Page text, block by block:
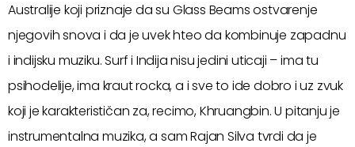
Australije koji priznaje da su Glass Beams ostvarenje
njegovih snova i da je uvek hteo da kombinuje zapadnu
i indijsku muziku. Surf i Indija nisu jedini uticaji – ima tu
psihodelije, ima kraut rocka, a i sve to ide dobro i uz zvuk
koji je karakterističan za, recimo, Khruangbin. U pitanju je
instrumentalna muzika, a sam Rajan Silva tvrdi da je